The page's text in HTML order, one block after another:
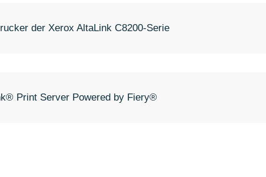
der Xerox AltaLink C8200-Serie
Print Server Powered by Fiery®